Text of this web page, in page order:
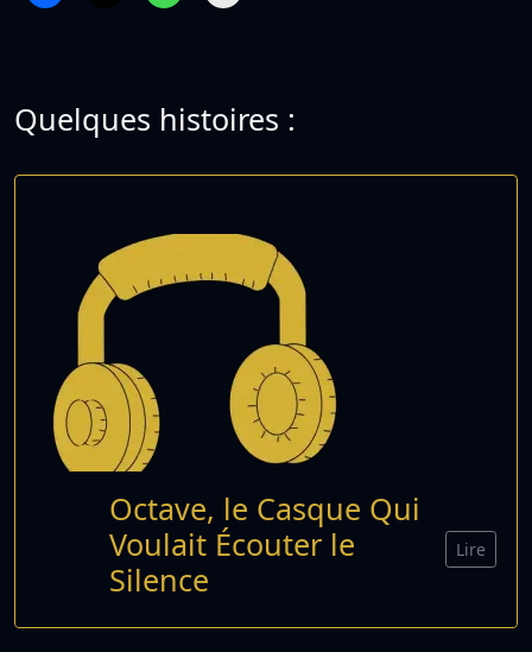
Quelques histoires :
Octave, le Casque Qui
Voulait Écouter le
Silence
Lire